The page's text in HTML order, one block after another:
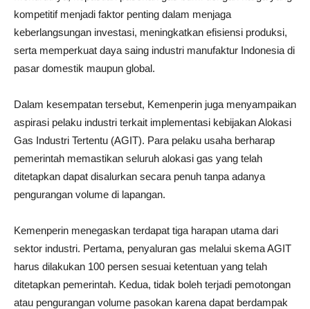
kompetitif menjadi faktor penting dalam menjaga
keberlangsungan investasi, meningkatkan efisiensi produksi,
serta memperkuat daya saing industri manufaktur Indonesia di
pasar domestik maupun global.
Dalam kesempatan tersebut, Kemenperin juga menyampaikan
aspirasi pelaku industri terkait implementasi kebijakan Alokasi
Gas Industri Tertentu (AGIT). Para pelaku usaha berharap
pemerintah memastikan seluruh alokasi gas yang telah
ditetapkan dapat disalurkan secara penuh tanpa adanya
pengurangan volume di lapangan.
Kemenperin menegaskan terdapat tiga harapan utama dari
sektor industri. Pertama, penyaluran gas melalui skema AGIT
harus dilakukan 100 persen sesuai ketentuan yang telah
ditetapkan pemerintah. Kedua, tidak boleh terjadi pemotongan
atau pengurangan volume pasokan karena dapat berdampak